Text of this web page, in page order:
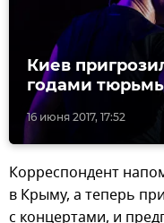
16 июня 2017, 17:52
Киев
годами
Корреспондент
в Крыму, а теперь
с концертами, и